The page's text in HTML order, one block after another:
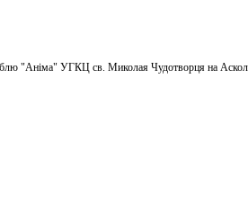
"Аніма" УГКЦ св. Миколая Чудотворця на